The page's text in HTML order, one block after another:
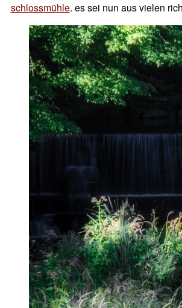
schlossmühle. es sei nun aus vielen